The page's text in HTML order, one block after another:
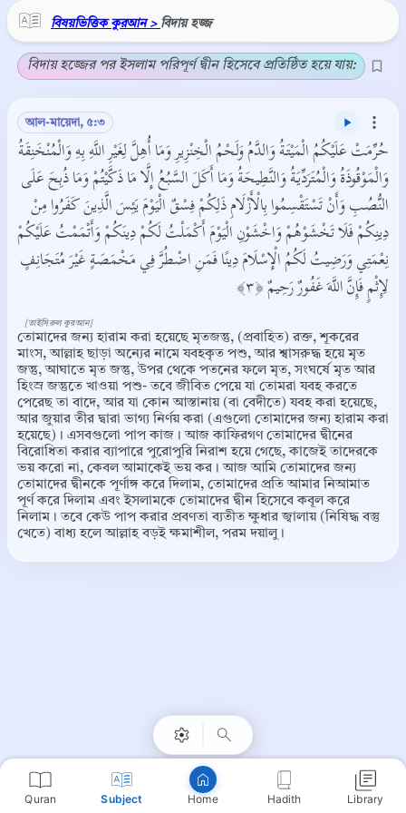
Quran Subject Home Hadith Library
বিষয়ভিত্তিক কুরআন > বিদায় হজ্জ
বিদায় হজ্জের পর ইসলাম পরিপূর্ণ দ্বীন হিসেবে প্রতিষ্ঠিত হয়ে যায়:
আল-মায়েদা, ৫:৩
حُرِّمَتْ عَلَيْكُمُ الْمَيْتَةُ وَالدَّمُ وَلَحْمُ الْخِنْزِيرِ وَمَا أُهِلَّ لِغَيْرِ اللَّهِ بِهِ وَالْمُنْخَنِقَةُ
وَالْمَوْقُوذَةُ وَالْمُتَرَدِّيَةُ وَالنَّطِيحَةُ وَمَا أَكَلَ السَّبُعُ إِلَّا مَا ذَكَّيْتُمْ وَمَا ذُبِحَ عَلَى
النُّصُبِ وَأَنْ تَسْتَقْسِمُوا بِالْأَزْلَامِ ذَلِكُمْ فِسْقٌ الْيَوْمَ يَئِسَ الَّذِينَ كَفَرُوا مِنْ
دِينِكُمْ فَلَا تَخْشَوْهُمْ وَاخْشَوْنِ الْيَوْمَ أَكْمَلْتُ لَكُمْ دِينَكُمْ وَأَتْمَمْتُ عَلَيْكُمْ
نِعْمَتِي وَرَضِيتُ لَكُمُ الْإِسْلَامَ دِينًا فَمَنِ اضْطُرَّ فِي مَخْمَصَةٍ غَيْرَ مُتَجَانِفٍ
لِإِثْمٍ فَإِنَّ اللَّهَ غَفُورٌ رَحِيمٌ ﴿٣﴾
তোমাদের জন্য হারাম করা হয়েছে মৃতজন্তু, (প্রবাহিত) রক্ত, শূকরের
মাংস, আল্লাহ ছাড়া অন্যের নামে যবহকৃত পশু, আর শ্বাসরুদ্ধ হয়ে মৃত
জন্তু, আঘাতে মৃত জন্তু, উপর থেকে পতনের ফলে মৃত, সংঘর্ষে মৃত আর
হিংস্র জন্তুতে খাওয়া পশু- তবে জীবিত পেয়ে যা তোমরা যবহ করতে
পেরেছ তা বাদে, আর যা কোন আস্তানায় (বা বেদীতে) যবহ করা হয়েছে,
আর জুয়ার তীর দ্বারা ভাগ্য নির্ণয় করা (এগুলো তোমাদের জন্য হারাম করা
হয়েছে)। এসবগুলো পাপ কাজ। আজ কাফিরগণ তোমাদের দ্বীনের
বিরোধিতা করার ব্যাপারে পুরোপুরি নিরাশ হয়ে গেছে, কাজেই তাদেরকে
ভয় করো না, কেবল আমাকেই ভয় কর। আজ আমি তোমাদের জন্য
তোমাদের দ্বীনকে পূর্ণাঙ্গ করে দিলাম, তোমাদের প্রতি আমার নিআমাত
পূর্ণ করে দিলাম এবং ইসলামকে তোমাদের দ্বীন হিসেবে কবূল করে
নিলাম। তবে কেউ পাপ করার প্রবণতা ব্যতীত ক্ষুধার জ্বালায় (নিষিদ্ধ বস্তু
খেতে) বাধ্য হলে আল্লাহ বড়ই ক্ষমাশীল, পরম দয়ালু।
[তাইসিরুল কুরআন]